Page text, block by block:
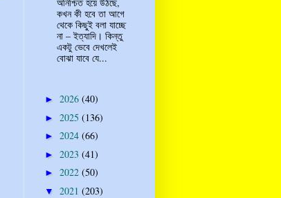
কখন কী হবে তা আগে
থেকে কিছুই বলা যাচ্ছে
না – ইত্যাদি। কিন্তু
একটু ভেবে দেখলেই
বোঝা যাবে যে...
► 2026 (40)
► 2025 (136)
► 2024 (66)
► 2023 (41)
► 2022 (50)
▼ 2021 (203)